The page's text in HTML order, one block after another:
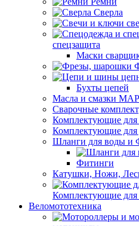
Сверла
спецзащита
Маски
Бухты цепей
Масла и смазки
Сварочные
Комплектующие для
Комплектующие для
Шланги для воды и
Фитинги
Катушки, Ножи,
Комплектующие для
Веломототехника